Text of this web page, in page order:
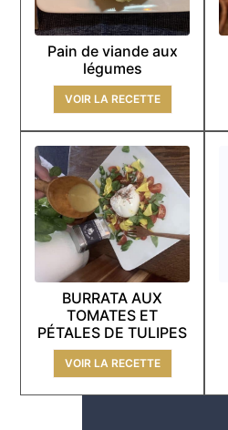
Pain de viande aux
légumes
VOIR LA RECETTE
BURRATA AUX
TOMATES ET
PÉTALES DE TULIPES
VOIR LA RECETTE